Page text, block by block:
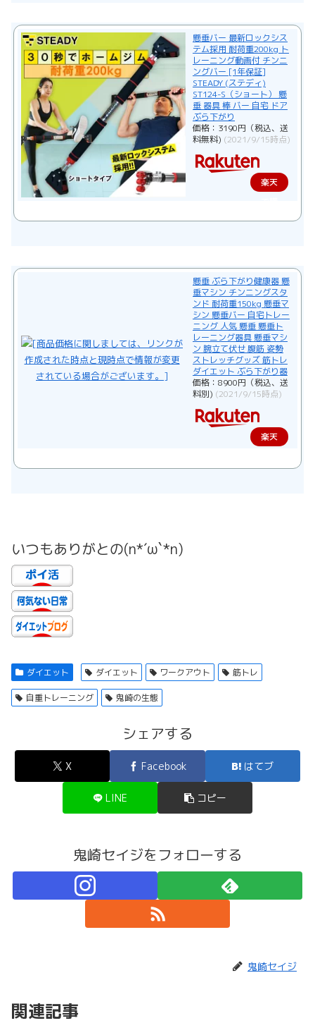
懸垂バー 最新ロックシス
テム採用 耐荷重200kg ト
レーニング動画付 チンニ
ングバー [1年保証]
STEADY (ステディ)
ST124-S（ショート） 懸
垂 器具 棒 バー 自宅 ドア
ぶら下がり
価格：3190円（税込、送
料無料) (2021/9/15時点)
楽天
入
懸垂 ぶら下がり健康器 懸
垂マシン チンニングスタ
ンド 耐荷重150kg 懸垂マ
シン 懸垂バー 自宅トレー
ニング 人気 懸垂 懸垂ト
レーニング器具 懸垂マシ
ン 腕立て伏せ 腹筋 姿勢
ストレッチグッズ 筋トレ
ダイエット ぶら下がり器
価格：8900円（税込、送
料別) (2021/9/15時点)
楽天
いつもありがとの(n*´ω`*n)
ダイエット ダイエット ワークアウト 筋トレ
自重トレーニング 鬼崎の生態
シェアする
X Facebook はてブ
LINE コピー
鬼崎セイジをフォローする
鬼崎セイジ
関連記事